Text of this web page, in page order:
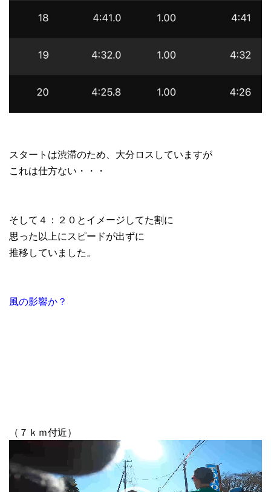
スタートは渋滞のため、大分ロスしていますが
これは仕方ない・・・
そして４：２０とイメージしてた割に
思った以上にスピードが出ずに
推移していました。
風の影響か？
（７ｋｍ付近）
画
プ